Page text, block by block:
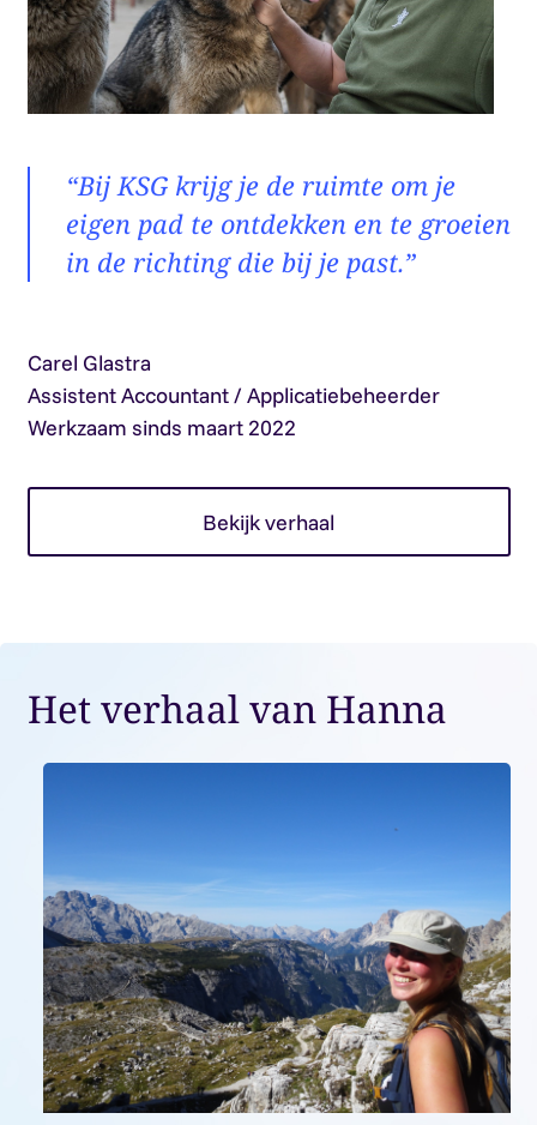
“Bij KSG krijg je de ruimte om je
eigen pad te ontdekken en te groeien
in de richting die bij je past.”
Carel Glastra
Assistent Accountant / Applicatiebeheerder
Werkzaam sinds maart 2022
Bekijk verhaal
Het verhaal van Hanna